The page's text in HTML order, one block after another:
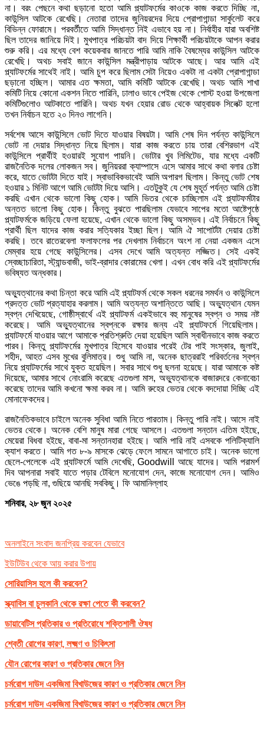
না। বরং পেছনে কথা ছড়ানো হতো আমি প্ল্যাটফর্মের কাওকে কাজ করতে দিচ্ছি না,
কাউন্সিল আটকে রেখেছি। নেতারা তাদের জুনিয়রদের দিয়ে প্রোপাগান্ডা সার্কুলেট করে
বিভিন্ন ফোরামে। পরবর্তীতে আমি সিদ্ধান্ত নিই এভাবে হয় না। নির্বাহীর যারা অবশিষ্ট
ছিল তাদের জানিয়ে দিই। মুখপাত্র পরিচয়টা বাদ দিয়ে শিক্ষার্থী পরিচয়টাকে আপন করার
শুরু করি। এর মধ্যে বেশ কয়েকবার জানতে পারি আমি নাকি বৈষম্যের কাউন্সিল আটকে
রেখেছি। অথচ সবাই জানে কাউন্সিল মন্ত্রীপাড়ায় আটকে আছে। আর আমি এই
প্ল্যাটফর্মের সাথেই নাই। আমি চুপ করে ছিলাম সেটা নিয়েও একটা না একটা প্রোপাগান্ডা
ছড়ানো হচ্ছিল। আমার এত ক্ষমতা, আমি কমিটি আটকে রেখেছি। অথচ আমি শাখা
কমিটি নিয়ে কোনো একশন নিতে পারিনি, ঢালাও ভাবে পেইজ থেকে পোস্ট হওয়া উপজেলা
কমিটিগুলোও আটকাতে পারিনি। অথচ যখন হেয়ার রোড থেকে আহ্বায়ক সিলেক্ট হলো
তখন নির্বাচন হতে ২০ দিনও লাগেনি।
সর্বশেষ আসে কাউন্সিলে ভোট দিতে যাওয়ার বিষয়টা। আমি শেষ দিন পর্যন্ত কাউন্সিলে
ভোট না দেয়ার সিদ্ধান্ত নিয়ে ছিলাম। যারা কাজ করতে চায় তারা বেশিরভাগ এই
কাউন্সিলে প্রার্থীই হওয়ারই সুযোগ পায়নি। ভোটার খুব লিমিটেড, যার মধ্যে একটি
রাজনৈতিক দলের লোকজন সব। জুনিয়ররা ক্যাম্পাসে এসে আমার সাথে কথা বলার চেষ্টা
করে, যাতে ভোটটা দিতে যাই। স্বাভাবিকভাবেই আমি অপারগ ছিলাম। কিন্তু ভোট শেষ
হওয়ার ১ মিনিট আগে আমি ভোটটা দিয়ে আসি। এতটুকুই যে শেষ মুহূর্ত পর্যন্ত আমি চেষ্টা
করছি এখান থেকে ভালো কিছু হোক। আমি ভিতর থেকে চাচ্ছিলাম এই প্ল্যাটফর্মটার
অন্তত ভালো কিছু হোক। কিন্তু বুঝতে পারছিলাম যেভাবে সাপের মতো আষ্টেপৃষ্ঠে
প্ল্যাটফর্মকে জড়িয়ে ফেলা হয়েছে, এখান থেকে ভালো কিছু অসম্ভব। এই নির্বাচনে কিছু
প্রার্থী ছিল যাদের কাজ করার সত্যিকার ইচ্ছা ছিল। আমি ঐ সাপোর্টটা দেয়ার চেষ্টা
করছি। তবে রাতেরবেলা ফলাফলের পর দেখলাম নির্বাচনে অংশ না নেয়া একজন এসে
মেম্বার হয়ে গেছে কাউন্সিলের। এসব দেখে আমি অত্যন্ত লজ্জিত। সেই একই
স্বেচ্ছাচারিতা, স্ট্যান্ডবাজী, ভাই-ব্রাদার কোরামের খেলা। এখন বোধ করি এই প্ল্যাটফর্মের
ভবিষ্যত অন্ধকার।
অভ্যুত্থানের কথা চিন্তা করে আমি এই প্ল্যাটফর্ম থেকে সকল ধরনের সমর্থন ও কাউন্সিলে
প্রদত্ত ভোট প্রত্যাহার করলাম। আমি অত্যন্ত অশান্তিতে আছি। অভ্যুত্থান যেমন
স্বপ্ন দেখিয়েছে, গোষ্ঠীস্বার্থে এই প্ল্যাটফর্ম একইভাবে বহু মানুষের স্বপ্ন ও সময় নষ্ট
করেছে। আমি অভ্যুত্থানের স্বপ্নকে রক্ষার জন্য এই প্ল্যাটফর্মে গিয়েছিলাম।
প্ল্যাটফর্মে যাওয়ার আগে আমাকে প্রতিশ্রুতি দেয়া হয়েছিল আমি স্বাধীনভাবে কাজ করতে
পারব। কিন্তু প্ল্যাটফর্মের মুখপাত্র হিসেবে যাওয়ার পরেই টের পাই সংস্কার, জুলাই,
শহীদ, আহত এসব মুখের বুলিমাত্র। শুধু আমি না, অনেক ছাত্ররাই পরিবর্তনের স্বপ্ন
নিয়ে প্ল্যাটফর্মের সাথে যুক্ত হয়েছিল। সবার সাথে শুধু ছলনা হয়েছে। যারা আমাকে কষ্ট
দিয়েছে, আমার সাথে নোংরামি করেছে এতগুলা মাস, অভ্যুত্থানকে বাজারদরে কেনাবেচা
করেছে তাদের আমি কখনো ক্ষমা করব না। আমি রুহের ভেতর থেকে বদদোয়া দিচ্ছি এই
মোনাফেকদের।
রাজনৈতিকভাবে চাইলে অনেক সুবিধা আমি নিতে পারতাম। কিন্তু পারি নাই। আসে নাই
ভেতর থেকে। অনেক বেশি মানুষ মারা গেছে আসলে। এতগুলা সন্তান এতিম হইছে,
মেয়েরা বিধবা হইছে, বাবা-মা সন্তানহারা হইছে। আমি পারি নাই এসবকে পলিটিক্যালি
ক্যাশ করতে। আমি গত ৮-৯ মাসকে ঝেড়ে ফেলে সামনে আগাতে চাই। অনেক ভালো
ছেলে-পেলেকে এই প্ল্যাটফর্মে আমি দেখেছি, Goodwill আছে যাদের। আমি পরামর্শ
দিব আপনারা সবাই যাতে পড়ার টেবিলে মনোযোগ দেন, কাজে মনোযোগ দেন। আমিও
ভেঙে পড়ছি না, গুছিয়ে আনছি সবকিছু। ফি আমানিল্লাহ
শনিবার, ২৮ জুন ২০২৫
অনলাইনে সংবাদ জনপ্রিয় করবেন যেভাবে
ইউটিউব থেকে আয় করার উপায়
সোরিয়াসিস হলে কী করবেন?
স্ক্যাবিস বা চুলকানি থেকে রক্ষা পেতে কী করবেন?
ডায়াবেটিস প্রতিকার ও প্রতিরোধে শক্তিশালী ঔষধ
শ্বেতী রোগের কারণ, লক্ষ্মণ ও চিকিৎসা
যৌন রোগের কারণ ও প্রতিকার জেনে নিন
চর্মরোগ দাউদ একজিমা বিখাউজের কারণ ও প্রতিকার জেনে নিন
চর্মরোগ দাউদ একজিমা বিখাউজের কারণ ও প্রতিকার জেনে নিন